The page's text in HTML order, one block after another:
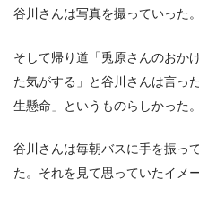
谷川さんは写真を撮っていった。
そして帰り道「兎原さんのおか
た気がする」と谷川さんは言っ
生懸命」というものらしかった。
谷川さんは毎朝バスに手を振っ
た。それを見て思っていたイメ